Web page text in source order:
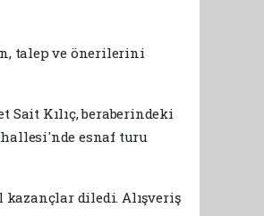
talep ve önerilerini
Sait Kılıç, beraberindeki
esnaf turu
kazançlar diledi. Alışveriş